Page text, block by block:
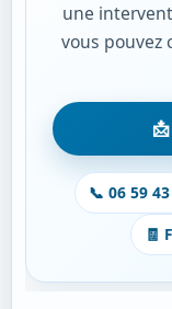
une
vous pouvez
📞 06 59
🧾